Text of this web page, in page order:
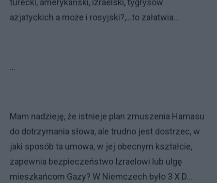
turecki, amerykański, izraelski, tygrysów
azjatyckich a może i rosyjski?,...to załatwia...
...
Mam nadzieję, że istnieje plan zmuszenia Hamasu
do dotrzymania słowa, ale trudno jest dostrzec, w
jaki sposób ta umowa, w jej obecnym kształcie,
zapewnia bezpieczeństwo Izraelowi lub ulgę
mieszkańcom Gazy? W Niemczech było 3 X D...